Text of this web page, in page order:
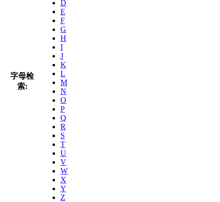
字母检
索:
D
E
F
G
H
I
J
K
L
M
N
O
P
Q
R
S
T
U
V
W
X
Y
Z